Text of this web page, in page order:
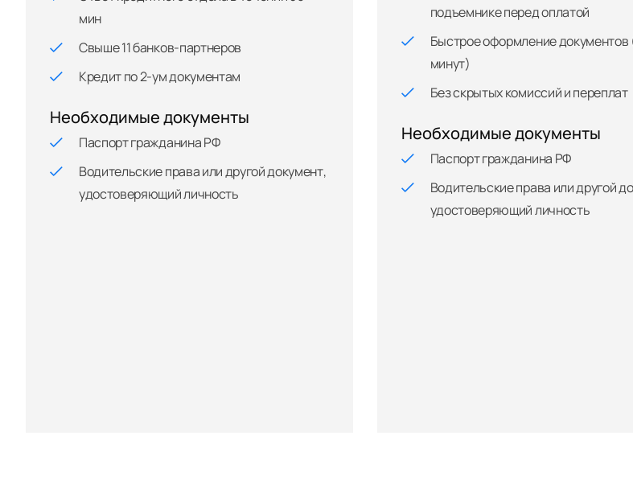
мин
Свыше 11 банков-партнеров
Кредит по 2-ум документам
Необходимые документы
Паспорт гражданина РФ
Водительские права или другой документ,
удостоверяющий личность
подъемнике перед оплатой
Быстрое оформление документов
минут)
Без скрытых комиссий и переплат
Необходимые документы
Паспорт гражданина РФ
Водительские права или другой
удостоверяющий личность